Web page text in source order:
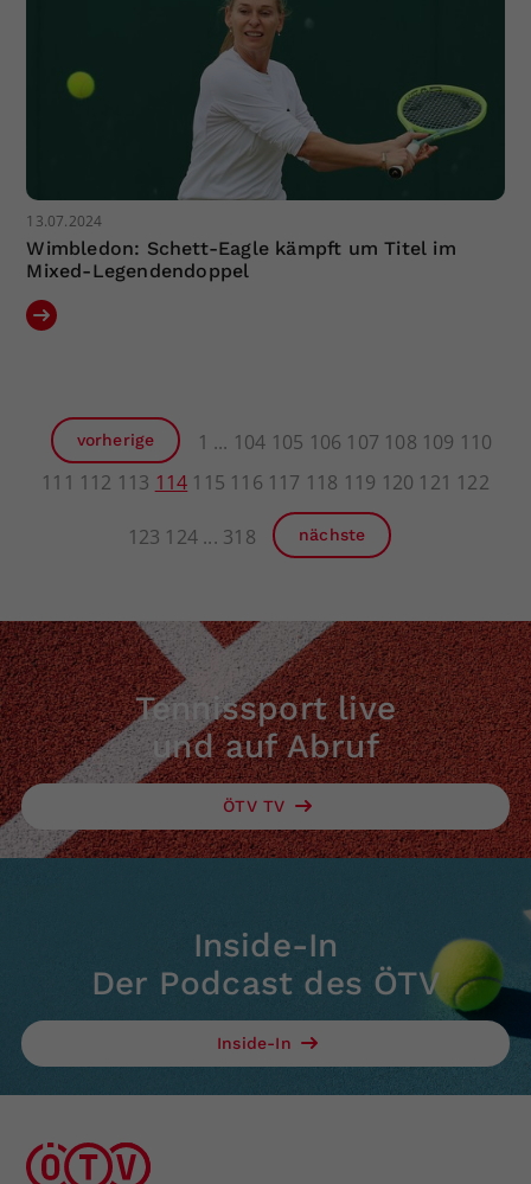
13.07.2024
Wimbledon: Schett-Eagle kämpft um Titel im
Mixed-Legendendoppel
vorherige 1 104 105 106 107 108 109 110
111 112 113 114 115 116 117 118 119 120 121 122
123 124 318 nächste
Tennissport live
und auf Abruf
ÖTV TV
Inside-In
Der Podcast des ÖTV
Inside-In